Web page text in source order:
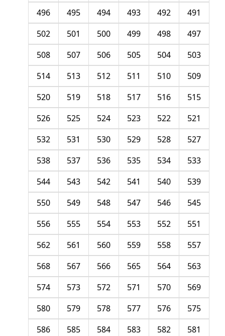
491
492
493
494
495
496
497
498
499
500
501
502
503
504
505
506
507
508
509
510
511
512
513
514
515
516
517
518
519
520
521
522
523
524
525
526
527
528
529
530
531
532
533
534
535
536
537
538
539
540
541
542
543
544
545
546
547
548
549
550
551
552
553
554
555
556
557
558
559
560
561
562
563
564
565
566
567
568
569
570
571
572
573
574
575
576
577
578
579
580
581
582
583
584
585
586